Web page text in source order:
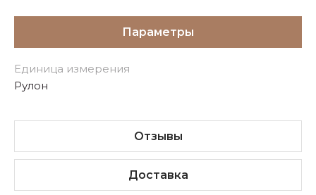
Параметры
Единица измерения
Рулон
Отзывы
Доставка